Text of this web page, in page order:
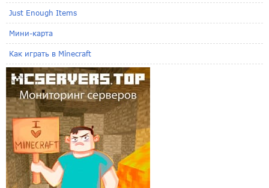
Just Enough Items
Мини-карта
Как играть в Minecraft